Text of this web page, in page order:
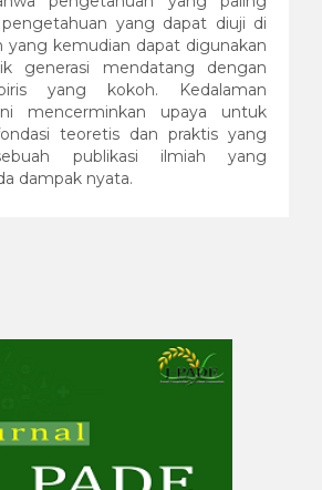
yang dapat diuji di
yang kemudian dapat digunakan
generasi mendatang dengan
yang kokoh. Kedalaman
mencerminkan upaya untuk
teoretis dan praktis yang
publikasi ilmiah yang
dampak nyata.